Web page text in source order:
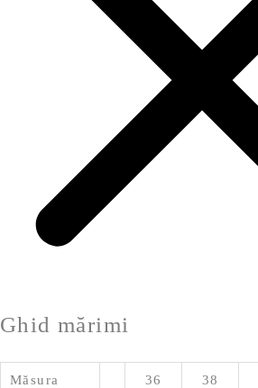
Ghid mărimi
Măsura 36 38